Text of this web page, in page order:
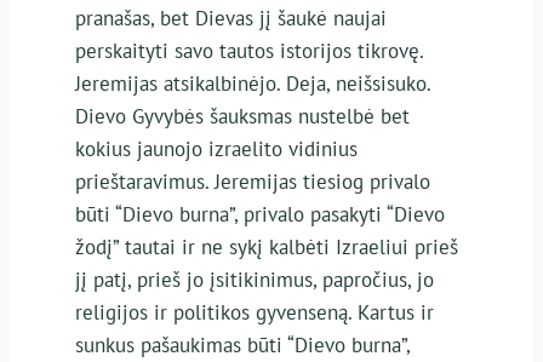
pranašas, bet Dievas jį šaukė naujai
perskaityti savo tautos istorijos tikrovę.
Jeremijas atsikalbinėjo. Deja, neišsisuko.
Dievo Gyvybės šauksmas nustelbė bet
kokius jaunojo izraelito vidinius
prieštaravimus. Jeremijas tiesiog privalo
būti “Dievo burna”, privalo pasakyti “Dievo
žodį” tautai ir ne sykį kalbėti Izraeliui prieš
jį patį, prieš jo įsitikinimus, papročius, jo
religijos ir politikos gyvenseną. Kartus ir
sunkus pašaukimas būti “Dievo burna”,